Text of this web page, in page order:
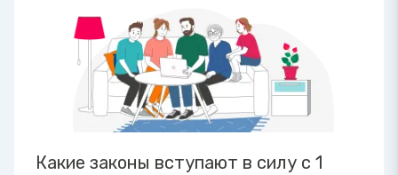
Какие законы вступают в силу с 1